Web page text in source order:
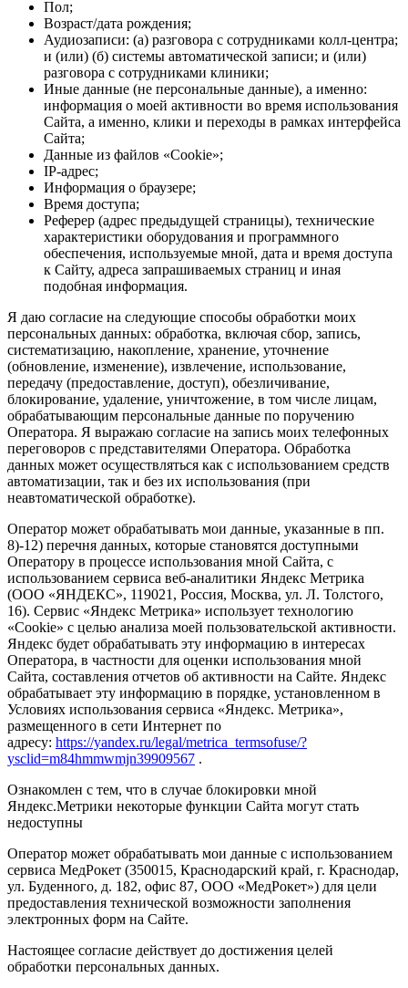
Пол;
Возраст/дата рождения;
Аудиозаписи: (а) разговора с сотрудниками колл-центра;
и (или) (б) системы автоматической записи; и (или)
разговора с сотрудниками клиники;
Иные данные (не персональные данные), а именно:
информация о моей активности во время использования
Сайта, а именно, клики и переходы в рамках интерфейса
Сайта;
Данные из файлов «Cookie»;
IP-адрес;
Информация о браузере;
Время доступа;
Реферер (адрес предыдущей страницы), технические
характеристики оборудования и программного
обеспечения, используемые мной, дата и время доступа
к Сайту, адреса запрашиваемых страниц и иная
подобная информация.
Я даю согласие на следующие способы обработки моих
персональных данных: обработка, включая сбор, запись,
систематизацию, накопление, хранение, уточнение
(обновление, изменение), извлечение, использование,
передачу (предоставление, доступ), обезличивание,
блокирование, удаление, уничтожение, в том числе лицам,
обрабатывающим персональные данные по поручению
Оператора. Я выражаю согласие на запись моих телефонных
переговоров с представителями Оператора. Обработка
данных может осуществляться как с использованием средств
автоматизации, так и без их использования (при
неавтоматической обработке).
Оператор может обрабатывать мои данные, указанные в пп.
8)-12) перечня данных, которые становятся доступными
Оператору в процессе использования мной Сайта, с
использованием сервиса веб-аналитики Яндекс Метрика
(ООО «ЯНДЕКС», 119021, Россия, Москва, ул. Л. Толстого,
16). Сервис «Яндекс Метрика» использует технологию
«Cookie» с целью анализа моей пользовательской активности.
Яндекс будет обрабатывать эту информацию в интересах
Оператора, в частности для оценки использования мной
Сайта, составления отчетов об активности на Сайте. Яндекс
обрабатывает эту информацию в порядке, установленном в
Условиях использования сервиса «Яндекс. Метрика»,
размещенного в сети Интернет по
адресу: https://yandex.ru/legal/metrica_termsofuse/?
ysclid=m84hmmwmjn39909567 .
Ознакомлен с тем, что в случае блокировки мной
Яндекс.Метрики некоторые функции Сайта могут стать
недоступны
Оператор может обрабатывать мои данные с использованием
сервиса МедРокет (350015, Краснодарский край, г. Краснодар,
ул. Буденного, д. 182, офис 87, ООО «МедРокет») для цели
предоставления технической возможности заполнения
электронных форм на Сайте.
Настоящее согласие действует до достижения целей
обработки персональных данных.